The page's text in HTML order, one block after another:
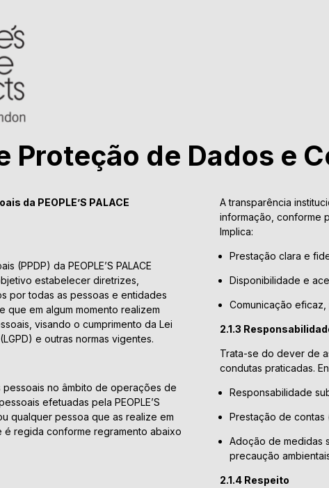
Proteção de Dados e
da PEOPLE’S PALACE
(PPDP) da PEOPLE’S PALACE
estabelecer diretrizes,
por todas as pessoas e entidades
que em algum momento realizem
visando o cumprimento da Lei
e outras normas vigentes.
no âmbito de operações de
efetuadas pela PEOPLE’S
ou qualquer pessoa que as realize em
é regida conforme regramento abaixo
A transparência
informação, conforme
Implica:
Prestação clara e
Disponibilidade e
Comunicação
2.1.3
Trata-se do dever de
condutas praticadas.
Responsabilidade
Prestação de contas
Adoção de medidas
precaução
2.1.4 Respeito